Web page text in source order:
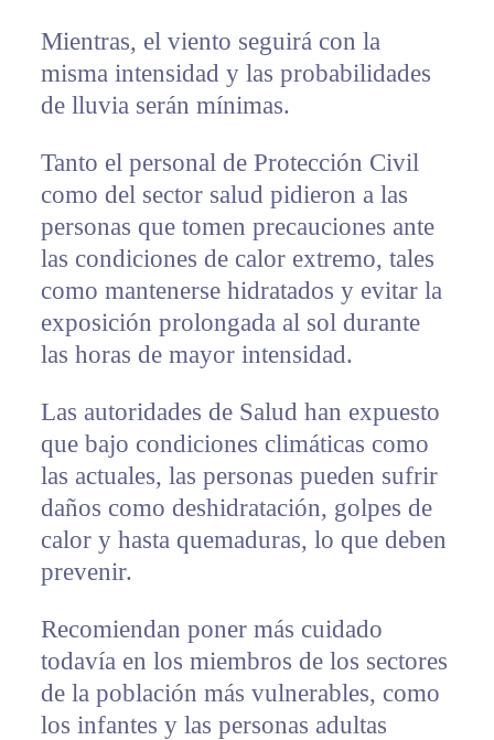
Mientras, el viento seguirá con la
misma intensidad y las probabilidades
de lluvia serán mínimas.
Tanto el personal de Protección Civil
como del sector salud pidieron a las
personas que tomen precauciones ante
las condiciones de calor extremo, tales
como mantenerse hidratados y evitar la
exposición prolongada al sol durante
las horas de mayor intensidad.
Las autoridades de Salud han expuesto
que bajo condiciones climáticas como
las actuales, las personas pueden sufrir
daños como deshidratación, golpes de
calor y hasta quemaduras, lo que deben
prevenir.
Recomiendan poner más cuidado
todavía en los miembros de los sectores
de la población más vulnerables, como
los infantes y las personas adultas